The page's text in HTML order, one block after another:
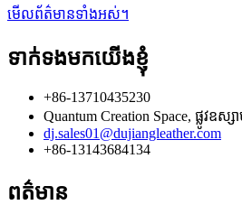
មើលព័ត៌មានទាំងអស់។
ទាក់ទងមកយើងខ្ញុំ
+86-13710435230
Quantum Creation Space, ផ្លូវឧស្
dj.sales01@dujiangleather.com
+86-13143684134
ពត៌មាន